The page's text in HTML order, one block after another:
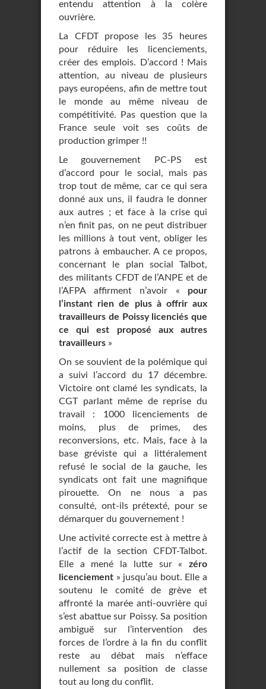
entendu attention à la colère
ouvrière.
La CFDT propose les 35 heures
pour réduire les licenciements,
créer des emplois. D’accord ! Mais
attention, au niveau de plusieurs
pays européens, afin de mettre tout
le monde au même niveau de
compétitivité. Pas question que la
France seule voit ses coûts de
production grimper !!
Le gouvernement PC-PS est
d’accord pour le social, mais pas
trop tout de même, car ce qui sera
donné aux uns, il faudra le donner
aux autres ; et face à la crise qui
n’en finit pas, on ne peut distribuer
les millions à tout vent, obliger les
patrons à embaucher. A ce propos,
concernant le plan social Talbot,
des militants CFDT de l’ANPE et de
l’AFPA affirment n’avoir « pour
l’instant rien de plus à offrir aux
travailleurs de Poissy licenciés que
ce qui est proposé aux autres
travailleurs »
On se souvient de la polémique qui
a suivi l’accord du 17 décembre.
Victoire ont clamé les syndicats, la
CGT parlant même de reprise du
travail : 1000 licenciements de
moins, plus de primes, des
reconversions, etc. Mais, face à la
base gréviste qui a littéralement
refusé le social de la gauche, les
syndicats ont fait une magnifique
pirouette. On ne nous a pas
consulté, ont-ils prétexté, pour se
démarquer du gouvernement !
Une activité correcte est à mettre à
l’actif de la section CFDT-Talbot.
Elle a mené la lutte sur « zéro
licenciement » jusqu’au bout. Elle a
soutenu le comité de grève et
affronté la marée anti-ouvrière qui
s’est abattue sur Poissy. Sa position
ambiguë sur l’intervention des
forces de l’ordre à la fin du conflit
reste au débat mais n’efface
nullement sa position de classe
tout au long du conflit.